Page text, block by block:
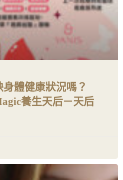
體健康狀況嗎？
養生天后－天后